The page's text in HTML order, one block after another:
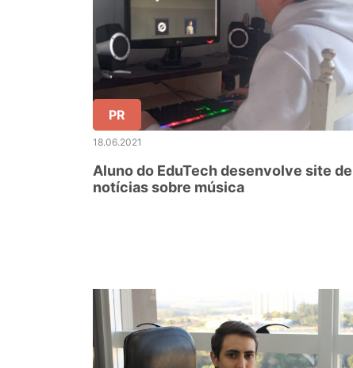
PR
18.06.2021
Aluno do EduTech desenvolve site de
notícias sobre música